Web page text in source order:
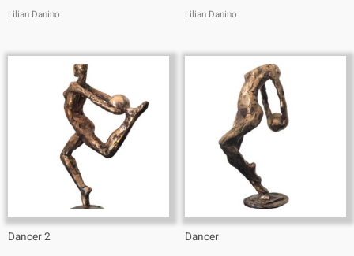
Lilian Danino Lilian Danino
Dancer 2
Dancer